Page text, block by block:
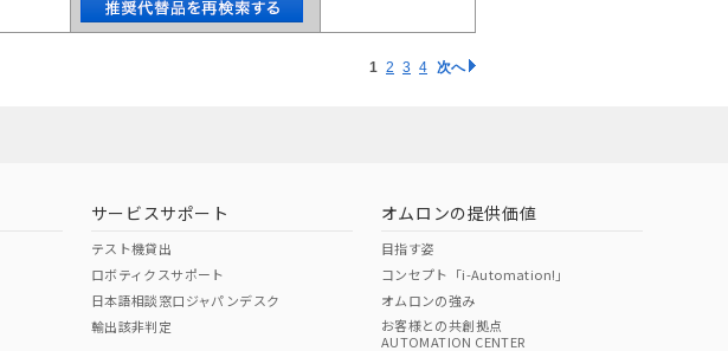
1 2 3 4 次へ
サービスサポート
テスト機貸出
ロボティクスサポート
日本語相談窓口ジャパンデスク
輸出該非判定
オムロンの提供価値
目指す姿
コンセプト「i-Automation!」
オムロンの強み
お客様との共創拠点
AUTOMATION CENTER